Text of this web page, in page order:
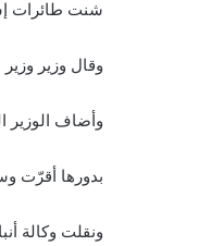
شنت طائرات إسرائيلية اليوم السبت 23
وقال وزير
وأضاف الوزير
بدورها أقرّت
ونقلت وكالة